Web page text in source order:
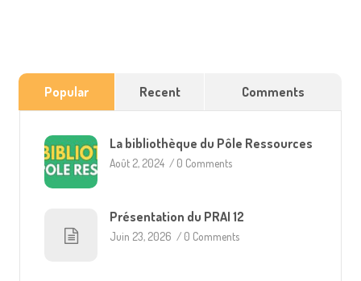
Popular Recent Comments
La bibliothèque du Pôle Ressources
Août 2, 2024 / 0 Comments
Présentation du PRAI 12
Juin 23, 2026 / 0 Comments